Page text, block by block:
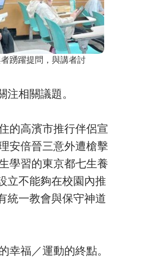
踴躍提問，與講者討
相關議題。
的高濱市推行伴侶宣
安倍晉三意外遭槍擊
學習的東京都七生養
立不能夠在校園內推
統一教會與保守神道
幸福／運動的終點。